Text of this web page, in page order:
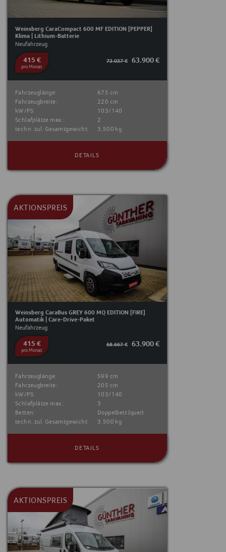
Weinsberg CaraCompact 600 MF EDITION [PEPPER]
Klima | Lithium-Batterie
Neufahrzeug
415 €
pro Monat
63.900 €
73.037 €
Fahrzeuglänge:
675 cm
Fahrzeugbreite:
220 cm
kW/PS:
103/140
Schlafplätze max.:
2
techn. zul. Gesamtgewicht:
3.500 kg
DETAILS
AKTIONSPREIS
Weinsberg CaraBus GREY 600 MQ EDITION [FIRE]
Automatik | Care-Drive-Paket
Neufahrzeug
415 €
pro Monat
63.900 €
68.667 €
Fahrzeuglänge:
599 cm
Fahrzeugbreite:
205 cm
kW/PS:
103/140
Schlafplätze max.:
3
Betten:
Doppelbett (quer)
techn. zul. Gesamtgewicht:
3.500 kg
DETAILS
AKTIONSPREIS